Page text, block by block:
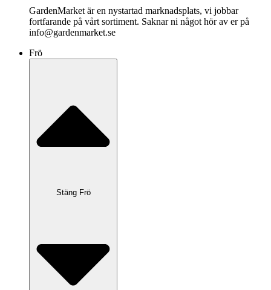
GardenMarket är en nystartad marknadsplats, vi jobbar
fortfarande på vårt sortiment. Saknar ni något hör av er på
info@gardenmarket.se
Frö
Stäng Frö